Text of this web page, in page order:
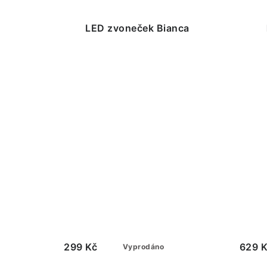
LED zvoneček Bianca
Vyprodáno
299 Kč 629